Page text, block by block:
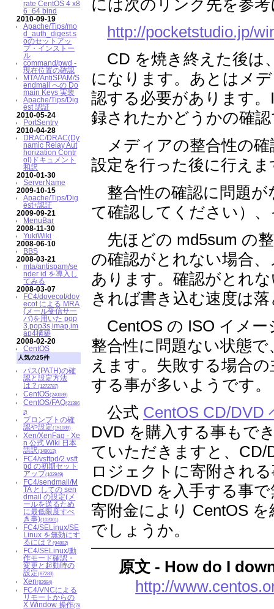
rate CentOS 4 x8
6_64 bind
2010-09-19
Apache/Tips/mo
d_auth_digest.s
oのセットアッ
プ・インストー
ル
command/pwd -
現在位置の確認
MTA/AntiSPAM/S
endmail への Do
main Keys 実装
Apache/Tips/Dig
est 認証
2010-05-24
PortSentry
2010-04-28
DRAC/DRAC(Dy
namic Relay Aut
horization Contr
ol)ドキュメント
和訳
2010-01-30
ServerName
2009-10-15
Apache/Tips/Dig
est+認証
2009-09-21
MenuBar
2008-11-30
YukiWiki
2008-06-10
BBS
2008-03-21
mta/antispam/se
nder id を導入し
てみる
2008-03-07
FC4/dovecot/dov
ecot による MRA
(メール受信サー
バ)を用いた pop
3,pop3s,imap,im
ap4構築
2008-02-20
CentOS
人気の25件
パス(PATH)の確
認と設定方法
は？(1272787)
CentOS(240089)
CentOS/FAQ(21386
2)
プロンプトの確
認や設定(151089)
Xen/XenFaq - Xe
n 公式 Wiki 日本
語訳(149013)
FC4/vsftpd/2.vsft
pd の初期セット
アップ(102949)
FC4/sendmail/M
TA としての sen
dmail の設定(メ
ールを送るため
に最低限度すべ
き事)(102001)
FC4/SELinux/SE
Linux を無効にす
るには？(94882)
FC4/SELinux/動
作モード確認・
変更と起動時の
設定(87283)
Xen(82684)
FC4/VNCによる
リモートからの
X Window 操作(78
には次のリンク先を参
http://pocketstudio.jp/
CD を焼き終えた後は
になります。あとはメ
認する必要があります
録されたかどうかの確
メディアの整合性の確
設定を行った後に行えま
整合性の確認に問題が
て確認してください）
先ほどの md5sum の
の確認がとれない場合
あります。確認がとれ
きれば書き込む速度は
CentOS の ISO イメー
整合性に問題ない状態
えます。失敗する場合
する事が多いようです。
公式 CentOS CD/DVD
DVD を購入する事もで
ていただきますと、CD/
ロジェクトに寄附され
CD/DVD を入手する事
寄附金により CentOS
でしょうか。
原文 - How do I
http://